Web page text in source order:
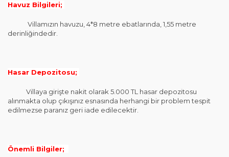
Havuz Bilgileri;
Villamızın havuzu, 4*8 metre ebatlarında, 1,55 metre
derinliğindedir.
Hasar Depozitosu;
Villaya girişte nakit olarak 5.000 TL hasar depozitosu
alınmakta olup çıkışınız esnasında herhangi bir problem tespit
edilmezse paranız geri iade edilecektir.
Önemli Bilgiler;